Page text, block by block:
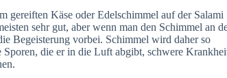
gereiften Käse oder Edelschimmel auf der Salami
sehr gut, aber wenn man den Schimmel an
Begeisterung vorbei. Schimmel wird daher so
Sporen, die er in die Luft abgibt, schwere